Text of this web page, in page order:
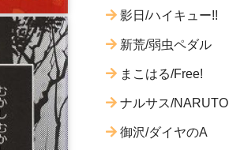
影日/ハイキュー!!
新荒/弱虫ペダル
まこはる/Free!
ナルサス/NARUTO
御沢/ダイヤのA